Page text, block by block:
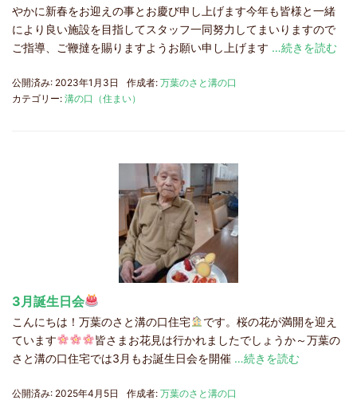
やかに新春をお迎えの事とお慶び申し上げます今年も皆様と一緒
により良い施設を目指してスタッフ一同努力してまいりますので
ご指導、ご鞭撻を賜りますようお願い申し上げます …続きを読む
公開済み: 2023年1月3日 作成者: 万葉のさと溝の口
カテゴリー: 溝の口（住まい）
3月誕生日会
こんにちは！万葉のさと溝の口住宅
です。桜の花が満開を迎え
ています
皆さまお花見は行かれましたでしょうか～万葉の
さと溝の口住宅では3月もお誕生日会を開催 …続きを読む
公開済み: 2025年4月5日 作成者: 万葉のさと溝の口